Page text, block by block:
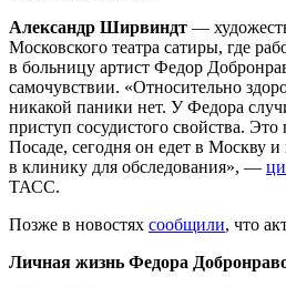
Александр Ширвиндт —
Московского театра сатиры, где
в больницу артист Федор
самочувствии. «Относительно
никакой паники нет. У Федора
приступ сосудистого свойства.
Посаде, сегодня он едет в Москву
в клинику для обследования», —
ТАСС.
Позже в новостях сообщили, что
Личная жизнь Федора